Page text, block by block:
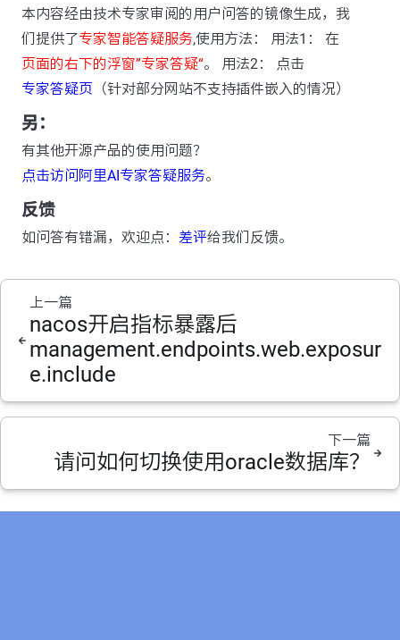
本内容经由技术专家审阅的用户问答的镜像生成，我
们提供了专家智能答疑服务,使用方法： 用法1： 在
页面的右下的浮窗”专家答疑“。 用法2： 点击
专家答疑页 （针对部分网站不支持插件嵌入的情况）
另：
有其他开源产品的使用问题？
点击访问阿里AI专家答疑服务。
反馈
如问答有错漏，欢迎点： 差评给我们反馈。
上一篇
nacos开启指标暴露后
management.endpoints.web.exposur
e.include
下一篇
请问如何切换使用oracle数据库？